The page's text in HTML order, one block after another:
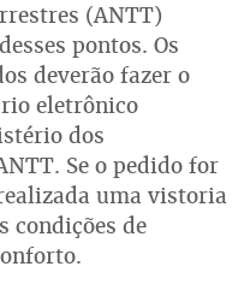
(ANTT)
pontos. Os
deverão fazer o
eletrônico
dos
Se o pedido for
uma vistoria
condições de